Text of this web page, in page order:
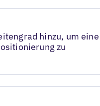
hinzu, um eine
zu